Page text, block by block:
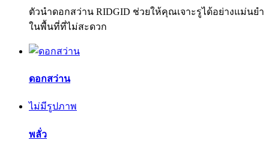
ตัวนำดอกสว่าน RIDGID ช่วยให้คุณเจาะรูได้อย่างแม่นยำ
ในพื้นที่ที่ไม่สะดวก
ดอกสว่าน
ไม่มีรูปภาพ
พลั่ว